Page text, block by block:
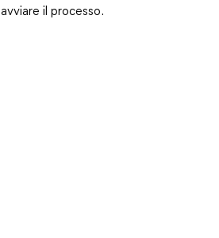
avviare il processo.